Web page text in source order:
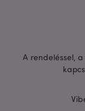
A rendeléssel,
X-